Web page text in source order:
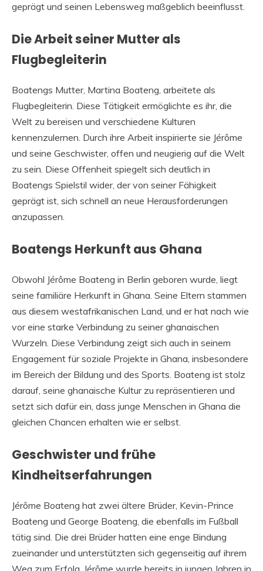
geprägt und seinen Lebensweg maßgeblich beeinflusst.
Die Arbeit seiner Mutter als
Flugbegleiterin
Boatengs Mutter, Martina Boateng, arbeitete als
Flugbegleiterin. Diese Tätigkeit ermöglichte es ihr, die
Welt zu bereisen und verschiedene Kulturen
kennenzulernen. Durch ihre Arbeit inspirierte sie Jérôme
und seine Geschwister, offen und neugierig auf die Welt
zu sein. Diese Offenheit spiegelt sich deutlich in
Boatengs Spielstil wider, der von seiner Fähigkeit
geprägt ist, sich schnell an neue Herausforderungen
anzupassen.
Boatengs Herkunft aus Ghana
Obwohl Jérôme Boateng in Berlin geboren wurde, liegt
seine familiäre Herkunft in Ghana. Seine Eltern stammen
aus diesem westafrikanischen Land, und er hat nach wie
vor eine starke Verbindung zu seiner ghanaischen
Wurzeln. Diese Verbindung zeigt sich auch in seinem
Engagement für soziale Projekte in Ghana, insbesondere
im Bereich der Bildung und des Sports. Boateng ist stolz
darauf, seine ghanaische Kultur zu repräsentieren und
setzt sich dafür ein, dass junge Menschen in Ghana die
gleichen Chancen erhalten wie er selbst.
Geschwister und frühe
Kindheitserfahrungen
Jérôme Boateng hat zwei ältere Brüder, Kevin-Prince
Boateng und George Boateng, die ebenfalls im Fußball
tätig sind. Die drei Brüder hatten eine enge Bindung
zueinander und unterstützten sich gegenseitig auf ihrem
Weg zum Erfolg. Jérôme wurde bereits in jungen Jahren in